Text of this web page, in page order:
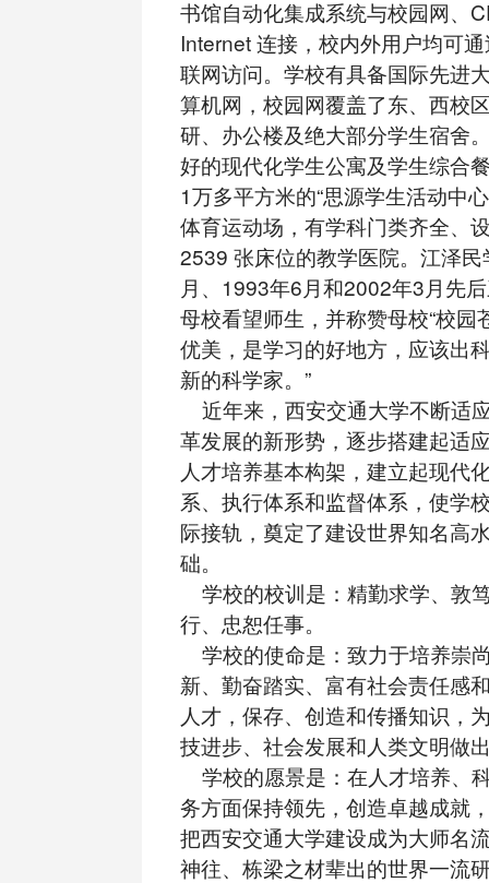
书馆自动化集成系统与校园网、
Internet 连接，校内外用户均可
联网访问。学校有具备国际先进
算机网，校园网覆盖了东、西校
研、办公楼及绝大部分学生宿舍
好的现代化学生公寓及学生综合
1万多平方米的“思源学生活动中
体育运动场，有学科门类齐全、
2539 张床位的教学医院。江泽
月、1993年6月和2002年3月先
母校看望师生，并称赞母校“校园
优美，是学习的好地方，应该出
新的科学家。”
近年来，西安交通大学不断适
革发展的新形势，逐步搭建起适
人才培养基本构架，建立起现代
系、执行体系和监督体系，使学
际接轨，奠定了建设世界知名高
础。
学校的校训是：精勤求学、敦
行、忠恕任事。
学校的使命是：致力于培养崇
新、勤奋踏实、富有社会责任感
人才，保存、创造和传播知识，
技进步、社会发展和人类文明做
学校的愿景是：在人才培养、
务方面保持领先，创造卓越成就
把西安交通大学建设成为大师名
神往、栋梁之材辈出的世界一流